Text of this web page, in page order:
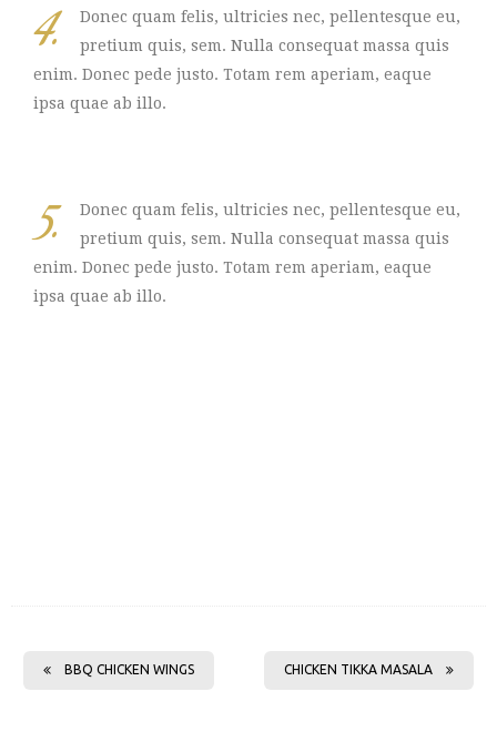
4.
Donec quam felis, ultricies nec, pellentesque eu,
pretium quis, sem. Nulla consequat massa quis
enim. Donec pede justo. Totam rem aperiam, eaque
ipsa quae ab illo.
5.
Donec quam felis, ultricies nec, pellentesque eu,
pretium quis, sem. Nulla consequat massa quis
enim. Donec pede justo. Totam rem aperiam, eaque
ipsa quae ab illo.
BBQ CHICKEN WINGS CHICKEN TIKKA MASALA